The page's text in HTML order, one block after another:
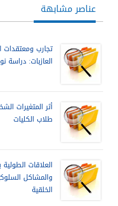
عناصر مشابهة
تجارب ومعتقدات
العازبات: دراسة
أثر المتغيرات
طلاب الكليات
العلاقات
والمشاكل
الخلقية